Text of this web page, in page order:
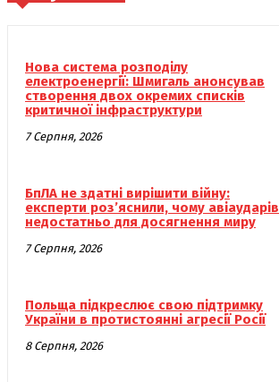
Нова система розподілу
електроенергії: Шмигаль анонсував
створення двох окремих списків
критичної інфраструктури
7 Серпня, 2026
БпЛА не здатні вирішити війну:
експерти роз’яснили, чому авіаударів
недостатньо для досягнення миру
7 Серпня, 2026
Польща підкреслює свою підтримку
України в протистоянні агресії Росії
8 Серпня, 2026